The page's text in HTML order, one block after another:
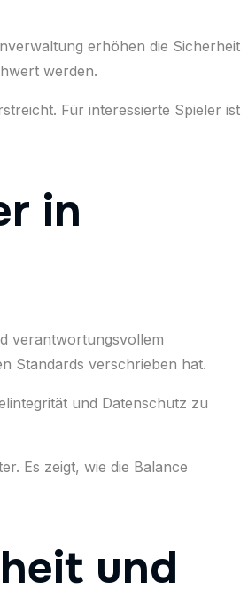
erhöhen die Sicherheit
werden.
Für interessierte Spieler ist
in
verantwortungsvollem
Standards verschrieben hat.
und Datenschutz zu
Es zeigt, wie die Balance
und